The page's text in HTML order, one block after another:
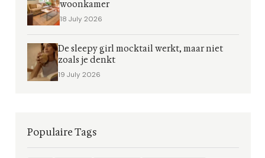
woonkamer
18 July 2026
De sleepy girl mocktail werkt, maar niet
zoals je denkt
19 July 2026
Populaire Tags